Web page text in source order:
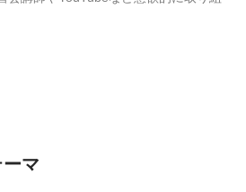
マ